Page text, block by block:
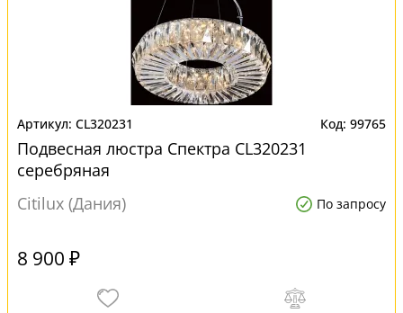
CL320231 99765
Подвесная люстра Спектра CL320231
серебряная
Citilux (Дания)
По запросу
8 900 ₽